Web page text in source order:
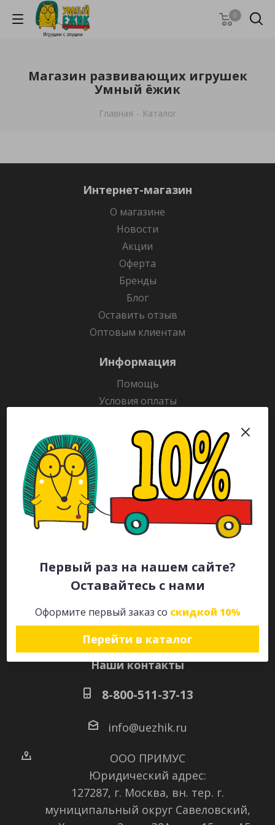
Первый раз на нашем сайте?
Оставайтесь с нами
Оформите первый заказ со скидкой 10%
Перейти в каталог
0
Магазин развивающих игрушек
Умный ёжик
Главная - Каталог
Интернет-магазин
О магазине
Новости
Акции
Оферта
Бренды
Блог
Оставить отзыв
Оптовым клиентам
Информация
Помощь
Условия оплаты
Гарантия на товар
Раскраски
Рекламодателям
Каталог
Будьте всегда в курсе!
Наши контакты
8-800-511-37-13
info@uezhik.ru
ООО ПРИМУС
Юридический адрес:
127287, г. Москва, вн. тер. г.
муниципальный округ Савеловский,